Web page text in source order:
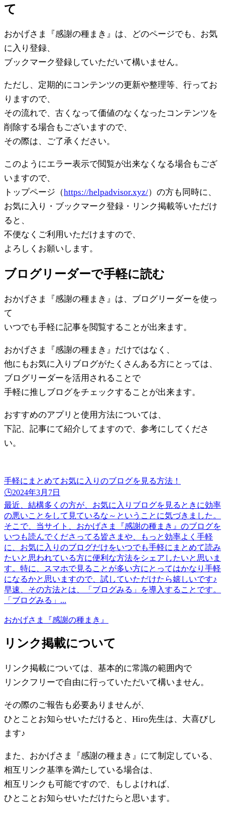
て
おかげさま『感謝の種まき』は、どのページでも、お気
に入り登録、
ブックマーク登録していただいて構いません。
ただし、定期的にコンテンツの更新や整理等、行ってお
りますので、
その流れで、古くなって価値のなくなったコンテンツを
削除する場合もございますので、
その際は、ご了承ください。
このようにエラー表示で閲覧が出来なくなる場合もござ
いますので、
トップページ（https://helpadvisor.xyz/）の方も同時に、
お気に入り・ブックマーク登録・リンク掲載等いただけ
ると、
不便なくご利用いただけますので、
よろしくお願いします。
ブログリーダーで手軽に読む
おかげさま『感謝の種まき』は、ブログリーダーを使っ
て
いつでも手軽に記事を閲覧することが出来ます。
おかげさま『感謝の種まき』だけではなく、
他にもお気に入りブログがたくさんある方にとっては、
ブログリーダーを活用されることで
手軽に推しブログをチェックすることが出来ます。
おすすめのアプリと使用方法については、
下記、記事にて紹介してますので、参考にしてくださ
い。
手軽にまとめてお気に入りのブログを見る方法！
🕒️2024年3月7日
最近、結構多くの方が、お気に入りブログを見るときに効率
の悪いことをして見ているな～ということに気づきました。
そこで、当サイト、おかげさま『感謝の種まき』のブログを
いつも読んでくださってる皆さまや、もっと効率よく手軽
に、お気に入りのブログだけをいつでも手軽にまとめて読み
たいと思われている方に便利な方法をシェアしたいと思いま
す。特に、スマホで見ることが多い方にとってはかなり手軽
になるかと思いますので、試していただけたら嬉しいです♪
早速、その方法とは、「ブログみる」を導入することです。
「ブログみる」...
おかげさま『感謝の種まき』
リンク掲載について
リンク掲載については、基本的に常識の範囲内で
リンクフリーで自由に行っていただいて構いません。
その際のご報告も必要ありませんが、
ひとことお知らせいただけると、Hiro先生は、大喜びし
ます♪
また、おかげさま『感謝の種まき』にて制定している、
相互リンク基準を満たしている場合は、
相互リンクも可能ですので、もしよければ、
ひとことお知らせいただけたらと思います。